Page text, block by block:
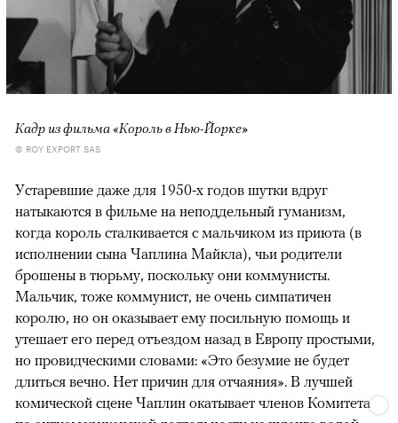
Кадр из фильма «Король в Нью-Йорке»
© ROY EXPORT SAS
Устаревшие даже для 1950-х годов шутки вдруг
натыкаются в фильме на неподдельный гуманизм,
когда король сталкивается с мальчиком из приюта (в
исполнении сына Чаплина Майкла), чьи родители
брошены в тюрьму, поскольку они коммунисты.
Мальчик, тоже коммунист, не очень симпатичен
королю, но он оказывает ему посильную помощь и
утешает его перед отъездом назад в Европу простыми,
но провидческими словами: «Это безумие не будет
длиться вечно. Нет причин для отчаяния». В лучшей
комической сцене Чаплин окатывает членов Комитета